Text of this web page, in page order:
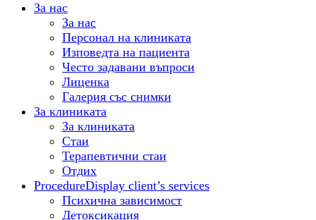
За нас
За нас
Персонал на клиниката
Изповедта на пациента
Често задавани въпроси
Лиценка
Галерия със снимки
За клиниката
За клиниката
Стаи
Терапевтични стаи
Отдих
ProcedureDisplay client’s services
Психична зависимост
Детоксикация